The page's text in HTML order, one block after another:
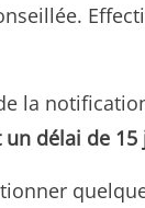
la
délai de